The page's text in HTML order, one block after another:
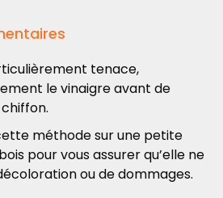
tenace,
le vinaigre avant de
méthode sur une petite
pour vous assurer qu’elle ne
ou de dommages.